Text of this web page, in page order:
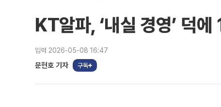
KT알파, ‘내실 경영’ 덕
입력 2026-05-08 16:47
문현호 기자 구독